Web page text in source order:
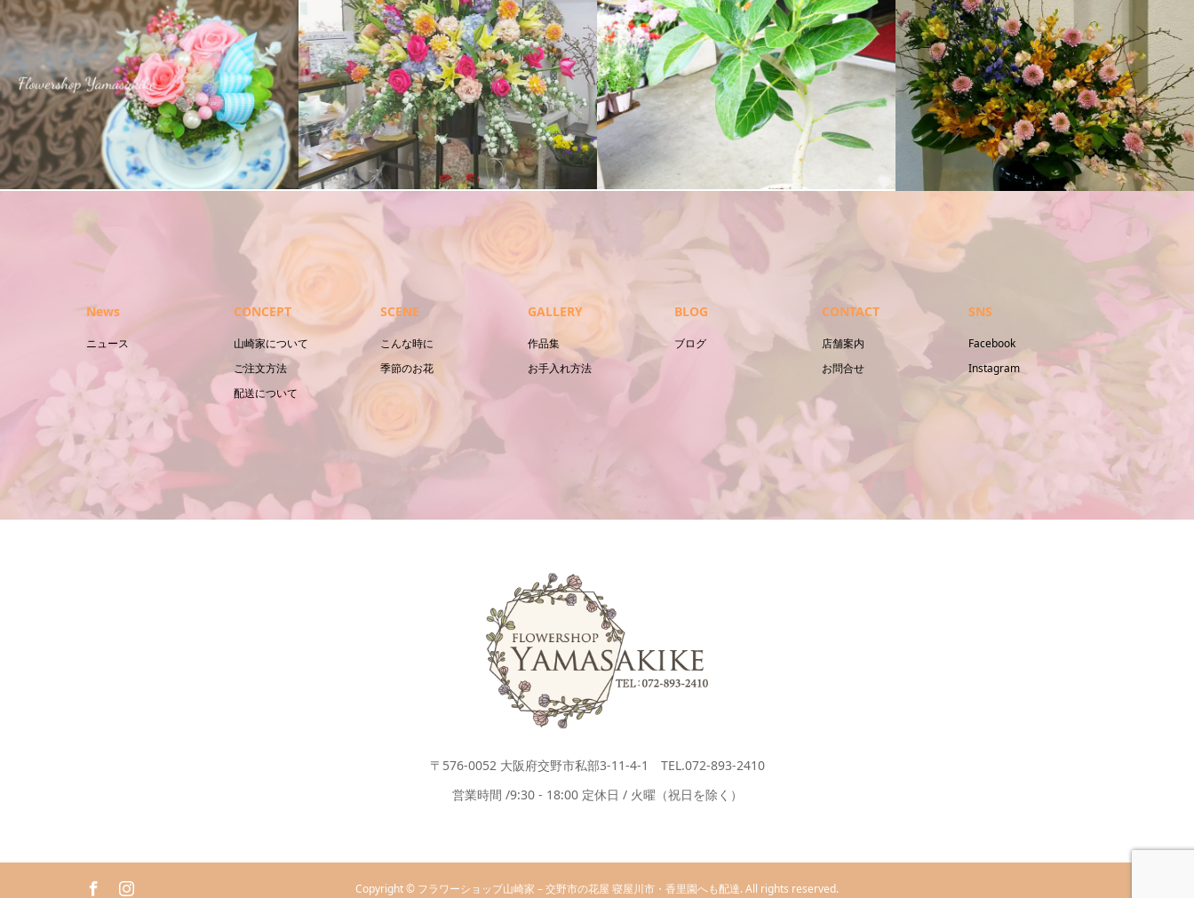
プリザーブドフラワー
スタンド花
観葉植物 活け込み
News
ニュース
CONCEPT
山崎家について
ご注文方法
配送について
SCENE
こんな時に
季節のお花
GALLERY
作品集
お手入れ方法
BLOG
ブログ
CONTACT
店舗案内
お問合せ
SNS
Facebook
Instagram
〒576-0052 大阪府交野市私部3-11-4-1 TEL.072-893-2410
営業時間 /9:30 - 18:00 定休日 / 火曜（祝日を除く）
Copyright © フラワーショップ山崎家 – 交野市の花屋 寝屋川市・香里園へも配達. All rights reserved.